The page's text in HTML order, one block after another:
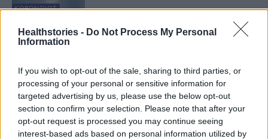
Healthstories - Do Not Process My Personal
Information
If you wish to opt-out of the sale, sharing to third parties, or
processing of your personal or sensitive information for
targeted advertising by us, please use the below opt-out
section to confirm your selection. Please note that after your
opt-out request is processed you may continue seeing
interest-based ads based on personal information utilized by
ΚΟΡΟΝΟΙΌΣ
ΕΙΔΉΣΕΙΣ
Η υπερ-ανοσία έναντι του SARS-
CoV-2 περνά από τη νόσηση και
Τι είναι το πολλαπλούν μυέλωμα
από το οποίο πάσχει η Ντόρα
Μπακογιάννη
18 Οκτωβρίου 2021